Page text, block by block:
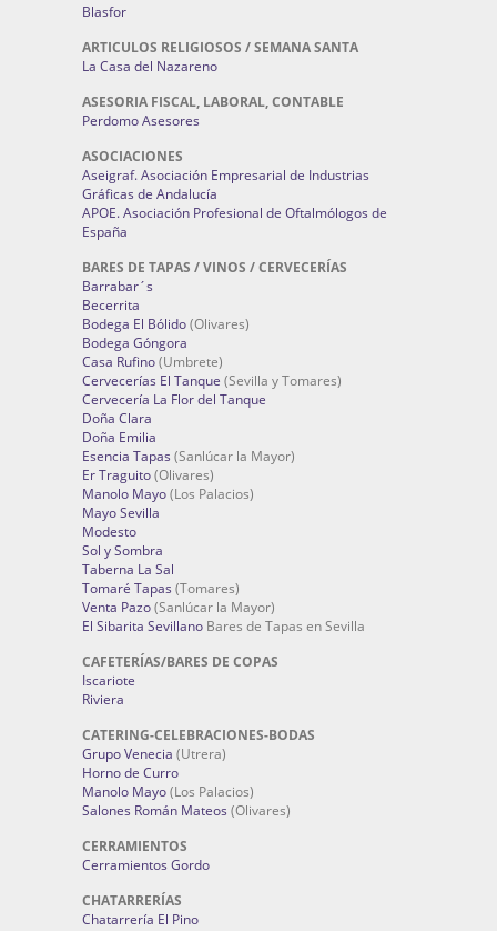
Blasfor
ARTICULOS RELIGIOSOS / SEMANA SANTA
La Casa del Nazareno
ASESORIA FISCAL, LABORAL, CONTABLE
Perdomo Asesores
ASOCIACIONES
Aseigraf. Asociación Empresarial de Industrias
Gráficas de Andalucía
APOE. Asociación Profesional de Oftalmólogos de
España
BARES DE TAPAS / VINOS / CERVECERÍAS
Barrabar´s
Becerrita
Bodega El Bólido(Olivares)
Bodega Góngora
Casa Rufino(Umbrete)
Cervecerías El Tanque (Sevilla y Tomares)
Cervecería La Flor del Tanque
Doña Clara
Doña Emilia
Esencia Tapas (Sanlúcar la Mayor)
Er Traguito(Olivares)
Manolo Mayo(Los Palacios)
Mayo Sevilla
Modesto
Sol y Sombra
Taberna La Sal
Tomaré Tapas (Tomares)
Venta Pazo(Sanlúcar la Mayor)
El Sibarita Sevillano Bares de Tapas en Sevilla
CAFETERÍAS/BARES DE COPAS
Iscariote
Riviera
CATERING-CELEBRACIONES-BODAS
Grupo Venecia (Utrera)
Horno de Curro
Manolo Mayo(Los Palacios)
Salones Román Mateos (Olivares)
CERRAMIENTOS
Cerramientos Gordo
CHATARRERÍAS
Chatarrería El Pino